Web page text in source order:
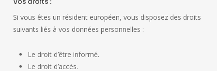
Vos droits :
Si vous êtes un résident européen, vous disposez des droits
suivants liés à vos données personnelles :
Le droit d’être informé.
Le droit d’accès.